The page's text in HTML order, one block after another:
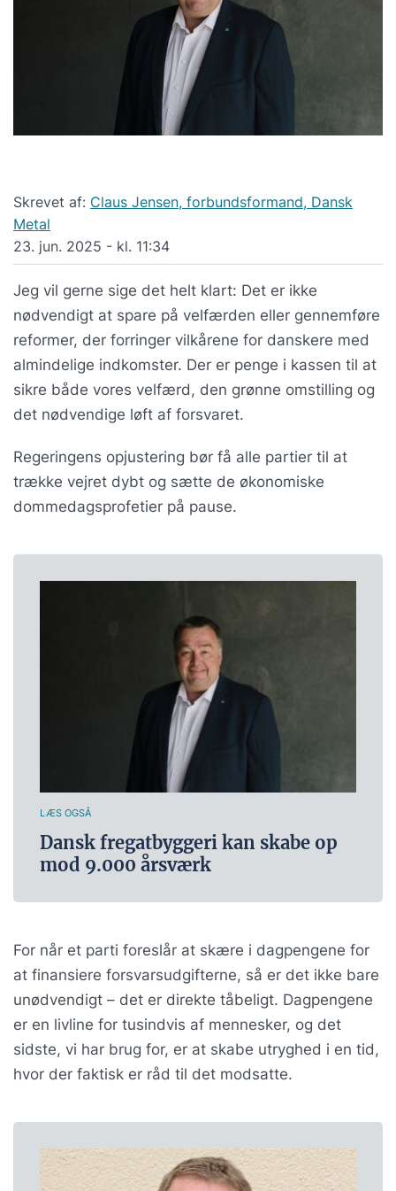
Skrevet af: Claus Jensen, forbundsformand, Dansk
Metal
23. jun. 2025 - kl. 11:34
Jeg vil gerne sige det helt klart: Det er ikke
nødvendigt at spare på velfærden eller gennemføre
reformer, der forringer vilkårene for danskere med
almindelige indkomster. Der er penge i kassen til at
sikre både vores velfærd, den grønne omstilling og
det nødvendige løft af forsvaret.
Regeringens opjustering bør få alle partier til at
trække vejret dybt og sætte de økonomiske
dommedagsprofetier på pause.
LÆS OGSÅ
Dansk fregatbyggeri kan skabe op
mod 9.000 årsværk
For når et parti foreslår at skære i dagpengene for
at finansiere forsvarsudgifterne, så er det ikke bare
unødvendigt – det er direkte tåbeligt. Dagpengene
er en livline for tusindvis af mennesker, og det
sidste, vi har brug for, er at skabe utryghed i en tid,
hvor der faktisk er råd til det modsatte.